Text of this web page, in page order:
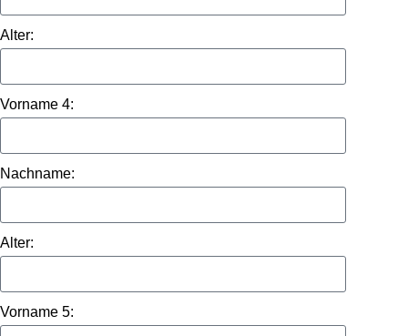
Alter:
Vorname 4:
Nachname:
Alter:
Vorname 5: